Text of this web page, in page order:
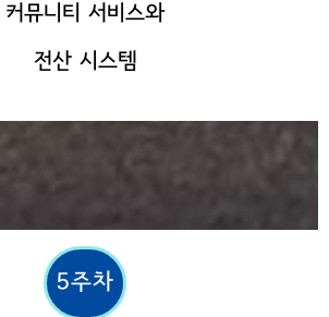
커뮤니티 서비스와
전산 시스템
5주차